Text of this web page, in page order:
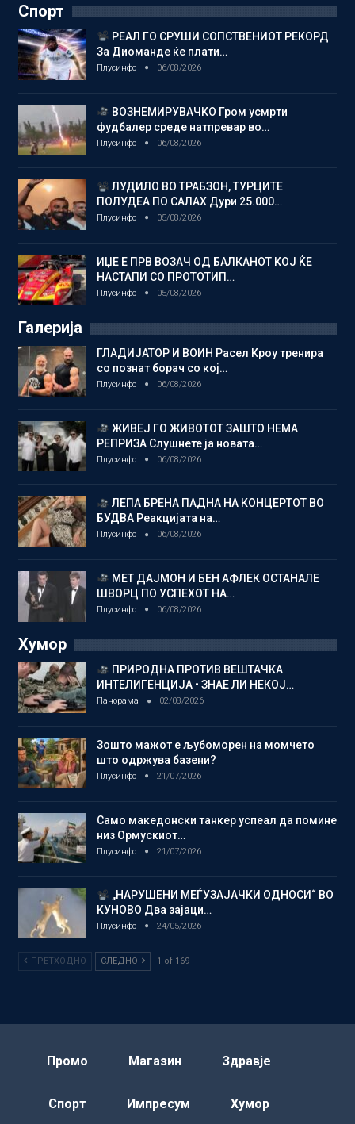
Спорт
РЕАЛ ГО СРУШИ СОПСТВЕНИОТ РЕКОРД
За Диоманде ќе плати…
Плусинфо 06/08/2026
ВОЗНЕМИРУВАЧКО Гром усмрти
фудбалер среде натпревар во…
Плусинфо 06/08/2026
ЛУДИЛО ВО ТРАБЗОН, ТУРЦИТЕ
ПОЛУДЕА ПО САЛАХ Дури 25.000…
Плусинфо 05/08/2026
ИЏЕ Е ПРВ ВОЗАЧ ОД БАЛКАНОТ КОЈ ЌЕ
НАСТАПИ СО ПРОТОТИП…
Плусинфо 05/08/2026
Галерија
ГЛАДИЈАТОР И ВОИН Расел Кроу тренира
со познат борач со кој…
Плусинфо 06/08/2026
ЖИВЕЈ ГО ЖИВОТОТ ЗАШТО НЕМА
РЕПРИЗА Слушнете ја новата…
Плусинфо 06/08/2026
ЛЕПА БРЕНА ПАДНА НА КОНЦЕРТОТ ВО
БУДВА Реакцијата на…
Плусинфо 06/08/2026
МЕТ ДАЈМОН И БЕН АФЛЕК ОСТАНАЛЕ
ШВОРЦ ПО УСПЕХОТ НА…
Плусинфо 06/08/2026
Хумор
ПРИРОДНА ПРОТИВ ВЕШТАЧКА
ИНТЕЛИГЕНЦИЈА • ЗНАЕ ЛИ НЕКОЈ…
Панорама 02/08/2026
Зошто мажот е љубоморен на момчето
што одржува базени?
Плусинфо 21/07/2026
Само македонски танкер успеал да помине
низ Ормускиот…
Плусинфо 21/07/2026
„НАРУШЕНИ МЕЃУЗАЈАЧКИ ОДНОСИ“ ВО
КУНОВО Два зајаци…
Плусинфо 24/05/2026
ПРЕТХОДНО СЛЕДНО 1 of 169
Промо Магазин Здравје
Спорт Импресум Хумор